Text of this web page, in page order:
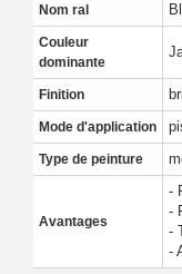
Nom ral
Couleur
dominante
Finition
Mode d'application
Type de peinture
Avantages
-
-
-
-